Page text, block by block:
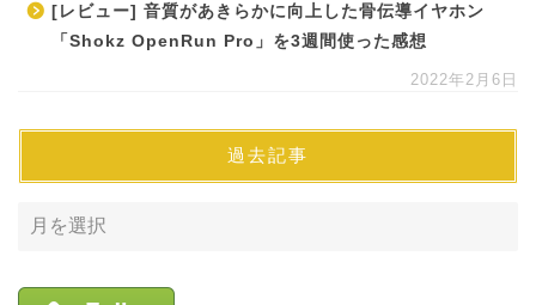
[レビュー] 音質があきらかに向上した骨伝導イヤホン
「Shokz OpenRun Pro」を3週間使った感想
2022年2月6日
過去記事